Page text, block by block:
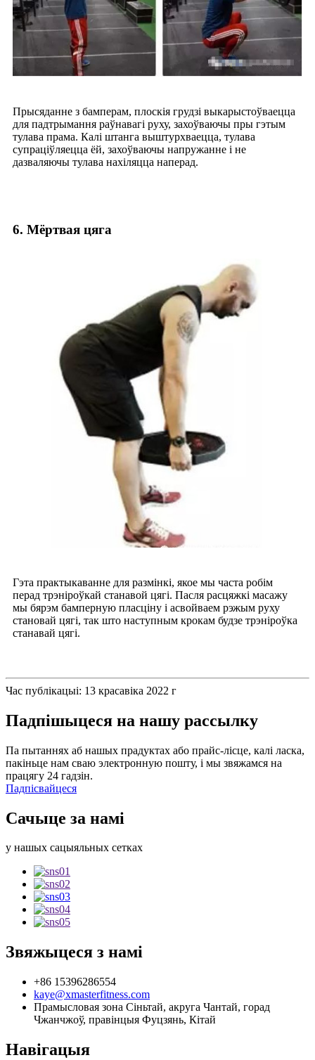
Прысяданне з бамперам, плоскія грудзі выкарыстоўваецца
для падтрымання раўнавагі руху, захоўваючы пры гэтым
тулава прама. Калі штанга выштурхваецца, тулава
супраціўляецца ёй, захоўваючы напружанне і не
дазваляючы тулава нахіляцца наперад.
6. Мёртвая цяга
Гэта практыкаванне для размінкі, якое мы часта робім
перад трэніроўкай станавой цягі. Пасля расцяжкі масажу
мы бярэм бамперную пласціну і асвойваем рэжым руху
становай цягі, так што наступным крокам будзе трэніроўка
станавай цягі.
Час публікацыі: 13 красавіка 2022 г
Падпішыцеся на нашу рассылку
Па пытаннях аб нашых прадуктах або прайс-лісце, калі ласка,
пакіньце нам сваю электронную пошту, і мы звяжамся на
працягу 24 гадзін.
Падпісвайцеся
Сачыце за намі
у нашых сацыяльных сетках
Звяжыцеся з намі
+86 15396286554
kaye@xmasterfitness.com
Прамысловая зона Сіньтай, акруга Чантай, горад
Чжанчжоў, правінцыя Фуцзянь, Кітай
Навігацыя